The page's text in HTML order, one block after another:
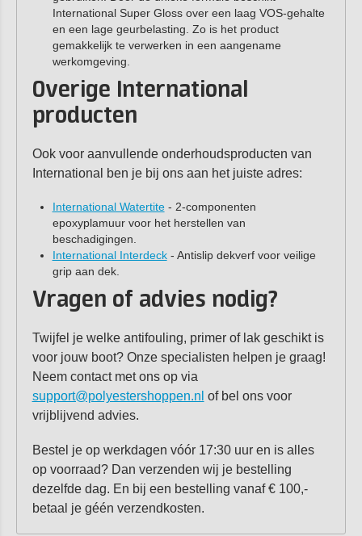
International Super Gloss over een laag VOS-gehalte
en een lage geurbelasting. Zo is het product
gemakkelijk te verwerken in een aangename
werkomgeving.
Overige International
producten
Ook voor aanvullende onderhoudsproducten van
International ben je bij ons aan het juiste adres:
International Watertite- 2-componenten
epoxyplamuur voor het herstellen van
beschadigingen.
International Interdeck- Antislip dekverf voor veilige
grip aan dek.
Vragen of advies nodig?
Twijfel je welke antifouling, primer of lak geschikt is
voor jouw boot? Onze specialisten helpen je graag!
Neem contact met ons op via
support@polyestershoppen.nl of bel ons voor
vrijblijvend advies.
Bestel je op werkdagen vóór 17:30 uur en is alles
op voorraad? Dan verzenden wij je bestelling
dezelfde dag. En bij een bestelling vanaf € 100,-
betaal je géén verzendkosten.